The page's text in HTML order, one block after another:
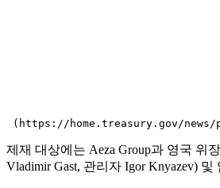
(https://home.treasury.gov/news/
제재 대상에는 Aeza Group과 영국 위
Vladimir Gast, 관리자 Igor Knyazev)